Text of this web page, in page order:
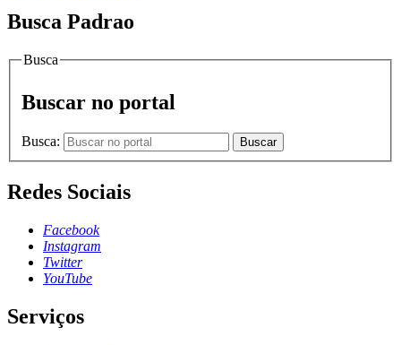
Busca Padrao
Busca
Buscar no portal
Busca: Buscar
Redes Sociais
Facebook
Instagram
Twitter
YouTube
Serviços